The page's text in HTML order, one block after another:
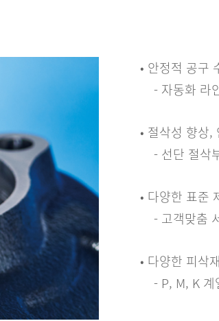
• 안정적 공구
- 자동화 라
• 절삭성 향상
- 선단 절삭
• 다양한 표준
- 고객맞춤
• 다양한 피삭
- P, M, K 계